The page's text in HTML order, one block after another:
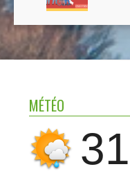
MÉTÉO
31